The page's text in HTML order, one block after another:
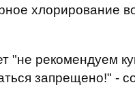
хлорирование
"не рекомендуем
запрещено!" -